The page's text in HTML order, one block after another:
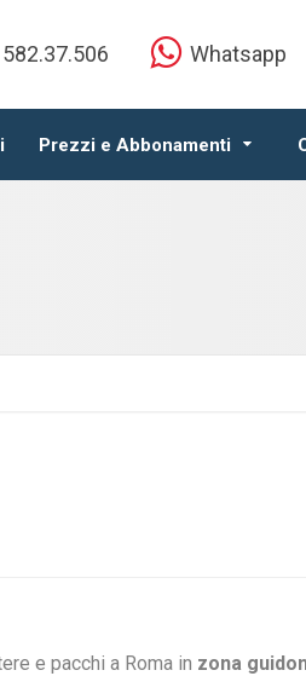
Prezzi e Abbonamenti
Whatsapp
e pacchi a Roma in zona